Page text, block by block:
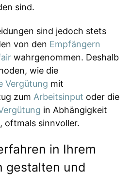
sind.
sind jedoch stets
von den Empfängern
wahrgenommen. Deshalb
wie die
Vergütung mit
zum Arbeitsinput oder die
in Abhängigkeit
, oftmals sinnvoller.
in Ihrem
gestalten und